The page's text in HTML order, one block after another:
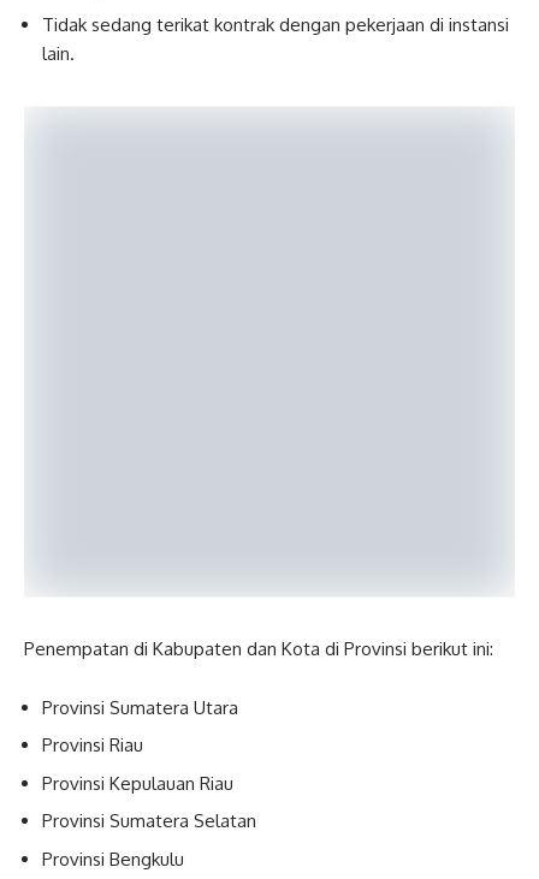
Tidak sedang terikat kontrak dengan pekerjaan di instansi
lain.
Penempatan di Kabupaten dan Kota di Provinsi berikut ini:
Provinsi Sumatera Utara
Provinsi Riau
Provinsi Kepulauan Riau
Provinsi Sumatera Selatan
Provinsi Bengkulu